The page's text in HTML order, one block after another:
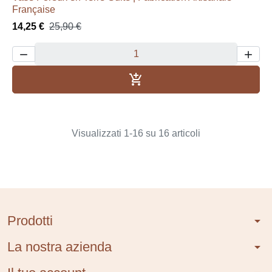
Française
14,25 € 25,90 €
 

Visualizzati 1-16 su 16 articoli
Prodotti arrow_drop_down
La nostra azienda arrow_drop_down